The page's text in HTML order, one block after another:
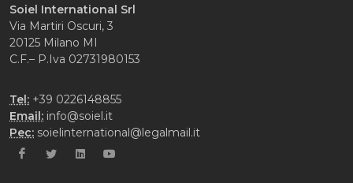
Soiel International Srl
Via Martiri Oscuri, 3
20125 Milano MI
C.F.– P.Iva 02731980153
Tel: +39 0226148855
Email: info@soiel.it
Pec: soielinternational@legalmail.it